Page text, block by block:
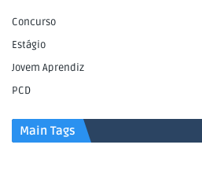
Concurso
Estágio
Jovem Aprendiz
PCD
Main Tags